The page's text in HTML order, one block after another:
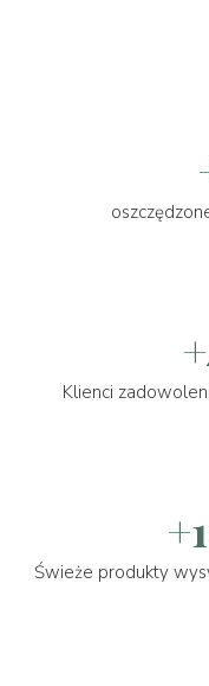
Klienci
Świeże produkty